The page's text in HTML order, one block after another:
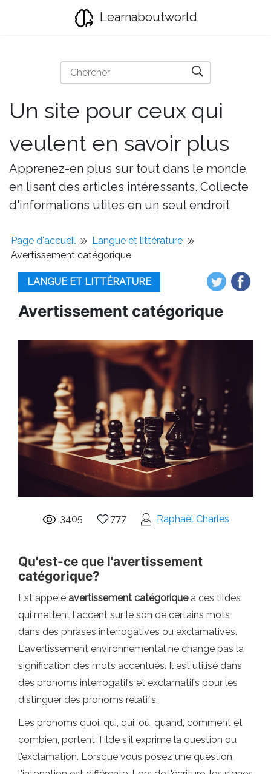
Learnaboutworld
Un site pour ceux qui
veulent en savoir plus
Apprenez-en plus sur tout dans le monde
en lisant des articles intéressants. Collecte
d'informations utiles en un seul endroit
Page d'accueil
Langue et littérature
Avertissement catégorique
LANGUE ET LITTÉRATURE
Avertissement catégorique
3405 777 Raphaël Charles
Qu'est-ce que l'avertissement
catégorique?
Est appelé avertissement catégoriqueà ces tildes
qui mettent l'accent sur le son de certains mots
dans des phrases interrogatives ou exclamatives.
L'avertissement environnemental ne change pas la
signification des mots accentués. Il est utilisé dans
des pronoms interrogatifs et exclamatifs pour les
distinguer des pronoms relatifs.
Les pronoms quoi, qui, qui, où, quand, comment et
combien, portent Tilde s'il exprime la question ou
l'exclamation. Lorsque vous posez une question,